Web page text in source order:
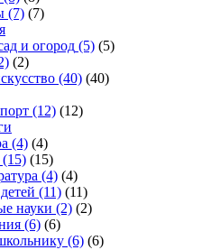
(7) (7)
и огород (5) (5)
(2)
(40) (40)
(12) (12)
(4) (4)
(15) (15)
(4) (4)
(11) (11)
науки (2) (2)
(6) (6)
(6) (6)